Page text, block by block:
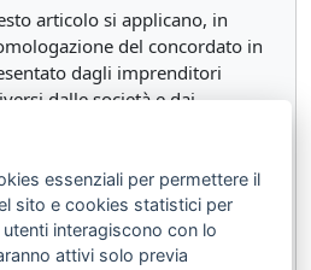
articolo si applicano, in
del concordato in
dagli imprenditori
dalle società e dai
25, comma 1, del D.Lgs. 17
essenziali per permettere il
sito e cookies statistici per
interagiscono con lo
attivi solo previa